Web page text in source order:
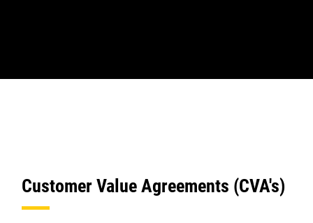
Customer Value Agreements (CVA's)